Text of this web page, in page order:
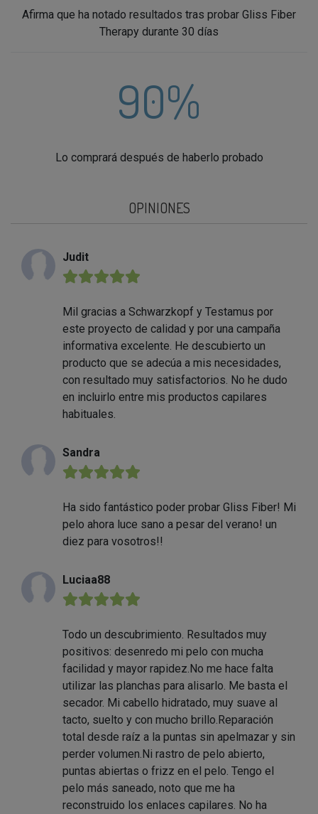
Afirma que ha notado resultados tras probar Gliss Fiber
Therapy durante 30 días
90%
Lo comprará después de haberlo probado
OPINIONES
Judit
★★★★★
Mil gracias a Schwarzkopf y Testamus por
este proyecto de calidad y por una campaña
informativa excelente. He descubierto un
producto que se adecúa a mis necesidades,
con resultado muy satisfactorios. No he dudo
en incluirlo entre mis productos capilares
habituales.
Sandra
★★★★★
Ha sido fantástico poder probar Gliss Fiber! Mi
pelo ahora luce sano a pesar del verano! un
diez para vosotros!!
Luciaa88
★★★★★
Todo un descubrimiento. Resultados muy
positivos: desenredo mi pelo con mucha
facilidad y mayor rapidez.No me hace falta
utilizar las planchas para alisarlo. Me basta el
secador. Mi cabello hidratado, muy suave al
tacto, suelto y con mucho brillo.Reparación
total desde raíz a la puntas sin apelmazar y sin
perder volumen.Ni rastro de pelo abierto,
puntas abiertas o frizz en el pelo. Tengo el
pelo más saneado, noto que me ha
reconstruido los enlaces capilares. No ha